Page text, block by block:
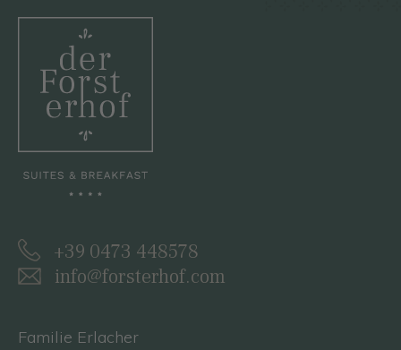
+39 0473 448578
info@forsterhof.com
Familie Erlacher